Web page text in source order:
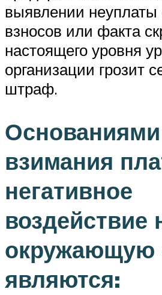
выявлении
взносов или факта
настоящего уровня
организации грозит
штраф.
взимания
негативное
воздействие
окружающую
являются: